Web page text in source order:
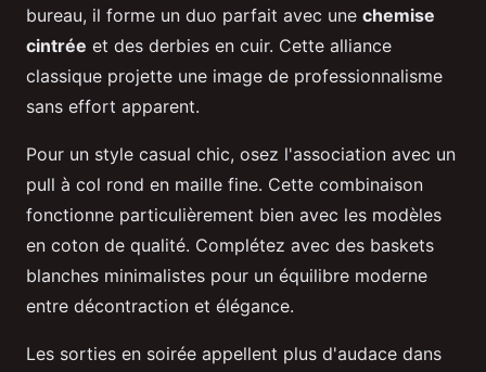
bureau, il forme un duo parfait avec une chemise
cintrée et des derbies en cuir. Cette alliance
classique projette une image de professionnalisme
sans effort apparent.
Pour un style casual chic, osez l'association avec un
pull à col rond en maille fine. Cette combinaison
fonctionne particulièrement bien avec les modèles
en coton de qualité. Complétez avec des baskets
blanches minimalistes pour un équilibre moderne
entre décontraction et élégance.
Les sorties en soirée appellent plus d'audace dans